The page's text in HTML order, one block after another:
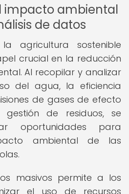
impacto ambiental
de datos
agricultura sostenible
crucial en la reducción
Al recopilar y analizar
del agua, la eficiencia
de gases de efecto
de residuos, se
oportunidades para
ambiental de las
masivos permite a los
el uso de recursos